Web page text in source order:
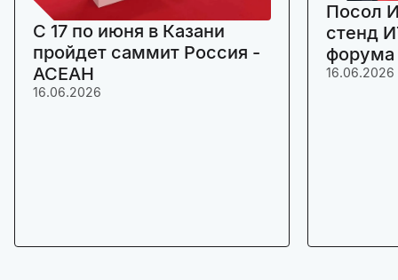
C 17 по июня в Казани
пройдет саммит Россия -
АСЕАН
16.06.2026
Посол
стенд
16.06.2026